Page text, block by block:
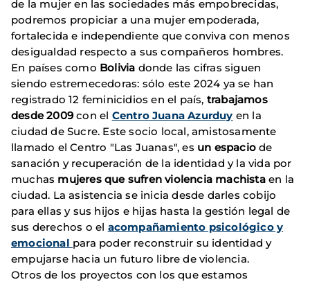
de la mujer en las sociedades más empobrecidas,
podremos propiciar a una mujer empoderada,
fortalecida e independiente que conviva con menos
desigualdad respecto a sus compañeros hombres.
En países como Bolivia donde las cifras siguen
siendo estremecedoras: sólo este 2024 ya se han
registrado 12 feminicidios en el país, trabajamos
desde 2009con el Centro Juana Azurduy en la
ciudad de Sucre. Este socio local, amistosamente
llamado el Centro "Las Juanas", es un espacio de
sanación y recuperación de la identidad y la vida por
muchas mujeres que sufren violencia machistaen la
ciudad. La asistencia se inicia desde darles cobijo
para ellas y sus hijos e hijas hasta la gestión legal de
sus derechos o el acompañamiento psicológico y
emocional para poder reconstruir su identidad y
empujarse hacia un futuro libre de violencia.
Otros de los proyectos con los que estamos